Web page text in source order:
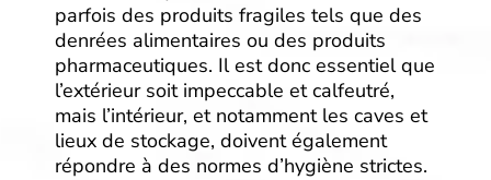
parfois des produits fragiles tels que des
denrées alimentaires ou des produits
pharmaceutiques. Il est donc essentiel que
l’extérieur soit impeccable et calfeutré,
mais l’intérieur, et notamment les caves et
lieux de stockage, doivent également
répondre à des normes d’hygiène strictes.